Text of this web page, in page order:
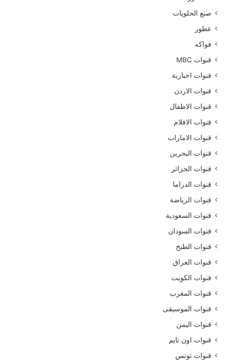
صنع الحلويات
عطور
فواكه
قنوات MBC
قنوات اخبارية
قنوات الاردن
قنوات الاطفال
قنوات الافلام
قنوات الامارات
قنوات البحرين
قنوات الجزائر
قنوات الدراما
قنوات الرياضة
قنوات السعودية
قنوات السودان
قنوات الطبخ
قنوات العراق
قنوات الكويت
قنوات المغرب
قنوات الموسيقى
قنوات اليمن
قنوات اون تايم
قنوات تونس